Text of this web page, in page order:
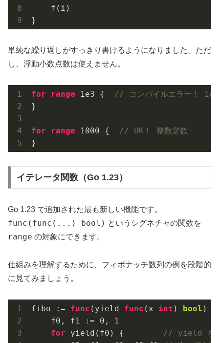
    f(i)
単純な繰り返しがすっきり書けるようになりました。ただ
し、浮動小数点数は使えません。
for range 1e3 { // コンパイルエラー！ 1e3
}
for range 1000 { // OK！ 整数定数
イテレータ関数（Go 1.23）
Go 1.23 で追加された最も新しい機能です。
func(func(...) bool) というシグネチャの関数を
range の対象にできます。
仕組みを理解するために、フィボナッチ数列の例を段階的
に見てみましょう。
fibo := func (yield func (x int ) bool )
    f0, f1 :=
0 ,
1
for yield(f0) { // yield を呼